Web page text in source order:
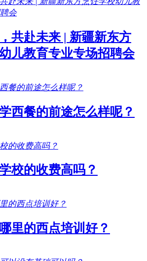
共赴未来 | 新疆新东方
儿教育专业专场招聘会
西餐的前途怎么样呢？
校的收费高吗？
里的西点培训好？